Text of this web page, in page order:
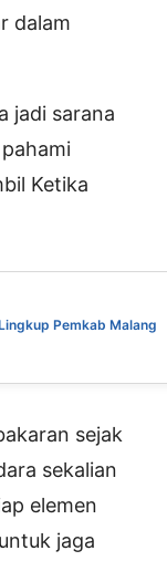
dalam
jadi sarana
Ketika
Pemkab Malang
sejak
sekalian
elemen
jaga